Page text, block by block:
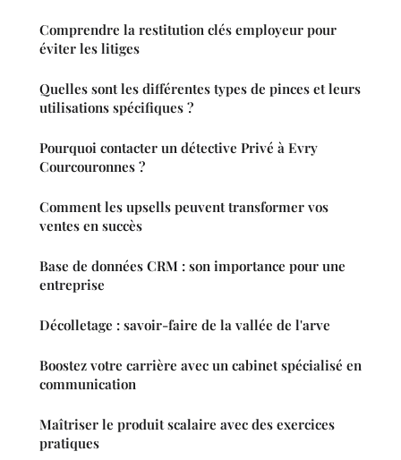
Comprendre la restitution clés employeur pour
éviter les litiges
Quelles sont les différentes types de pinces et leurs
utilisations spécifiques ?
Pourquoi contacter un détective Privé à Evry
Courcouronnes ?
Comment les upsells peuvent transformer vos
ventes en succès
Base de données CRM : son importance pour une
entreprise
Décolletage : savoir-faire de la vallée de l'arve
Boostez votre carrière avec un cabinet spécialisé en
communication
Maîtriser le produit scalaire avec des exercices
pratiques